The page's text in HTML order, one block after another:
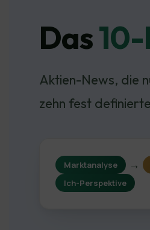
Das
Aktien-News, die
zehn fest
Marktanalyse →
Ich-Perspektive